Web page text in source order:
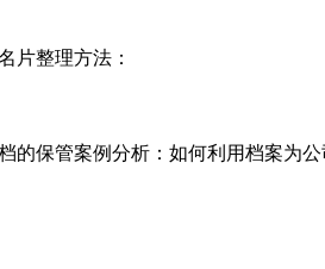
片整理方法：
保管案例分析：如何利用档案为